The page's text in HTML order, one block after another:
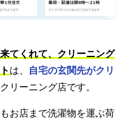
てくれて、クリーニング
は、
自宅の玄関先がクリ
クリーニング店です。
お店まで洗濯物を運ぶ荷